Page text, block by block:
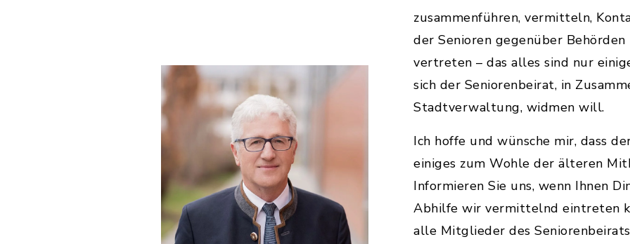
zusammenführen, vermitteln,
der Senioren gegenüber
vertreten – das alles sind nur
sich der Seniorenbeirat, in
Stadtverwaltung, widmen will.
Ich hoffe und wünsche mir, dass
einiges zum Wohle der älteren
Informieren Sie uns, wenn Ihnen
Abhilfe wir vermittelnd eintreten
alle Mitglieder des